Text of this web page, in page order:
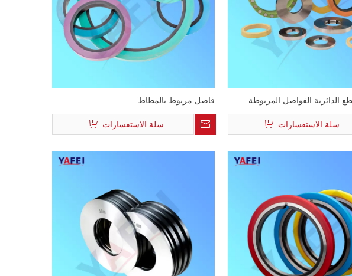
الدائرية الفواصل المربوطة
سلة الاستفسارات
فاصل مربوط بالمطاط
سلة الاستفسارات